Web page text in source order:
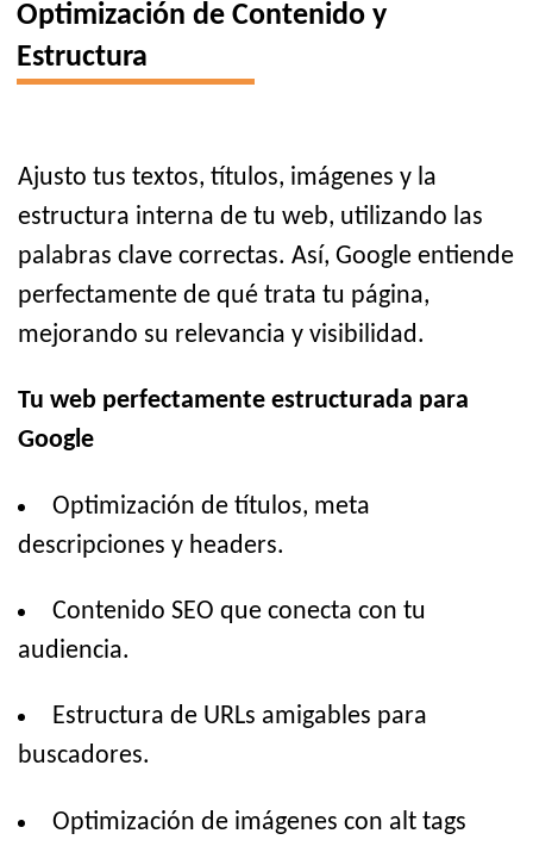
Optimización de Contenido y
Estructura
Ajusto tus textos, títulos, imágenes y la
estructura interna de tu web, utilizando las
palabras clave correctas. Así, Google entiende
perfectamente de qué trata tu página,
mejorando su relevancia y visibilidad.
Tu web perfectamente estructurada para
Google
Optimización de títulos, meta
descripciones y headers.
Contenido SEO que conecta con tu
audiencia.
Estructura de URLs amigables para
buscadores.
Optimización de imágenes con alt tags